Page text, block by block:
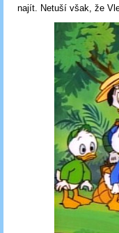
najít. Netuší však, že